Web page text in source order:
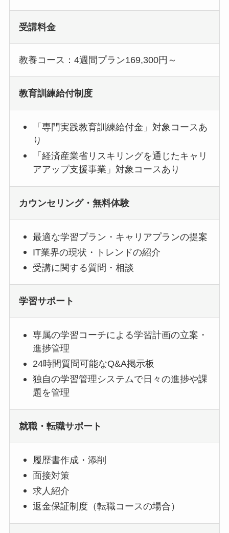
受講料金
教養コース：4週間プラン169,300円～
教育訓練給付制度
「専門実践教育訓練給付金」対象コースあ
り
「経済産業省リスキリングを通じたキャリ
アアップ支援事業」対象コースあり
カウンセリング・無料体験
最適な学習プラン・キャリアプランの提案
IT業界の現状・トレンドの紹介
受講に関する質問・相談
学習サポート
専属の学習コーチによる学習計画の立案・
進捗管理
24時間質問可能なQ&A掲示板
独自の学習管理システムで日々の進捗や課
題を管理
就職・転職サポート
履歴書作成・添削
面接対策
求人紹介
返金保証制度 （転職コースの場合）